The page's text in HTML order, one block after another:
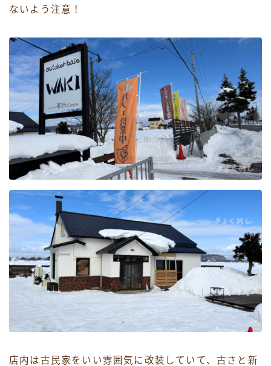
ないよう注意！
店内は古民家をいい雰囲気に改装していて、古さと新